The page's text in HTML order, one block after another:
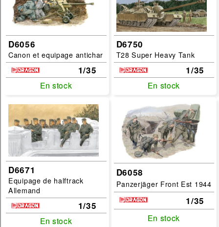
D6056
Canon et equipage antichar
1/35
En stock
En stock
D6750
T28 Super Heavy Tank
1/35
En stock
En stock
D6671
Equipage de halftrack
Allemand
1/35
En stock
En stock
D6058
Panzerjäger Front Est 1944
1/35
En stock
En stock